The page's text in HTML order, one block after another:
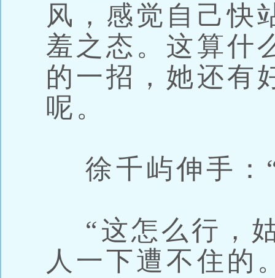
风，感觉自己快
羞之态。这算什
的一招，她还有
呢。
徐千屿伸手：
“这怎么行，
人一下遭不住的